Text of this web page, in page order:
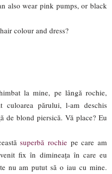
also wear pink pumps, or black
colour and dress?
la mine, pe lângă rochie,
culoarea părului, l-am deschis
de blond piersică. Vă place? Eu
superbă rochie pe care am
fix în dimineața în care eu
nu am putut să o iau cu mine.